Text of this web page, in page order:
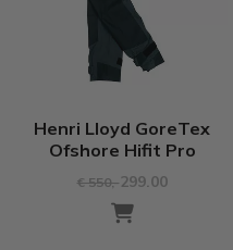
Henri Lloyd GoreTex
Ofshore Hifit Pro
€ 550,- 299.00